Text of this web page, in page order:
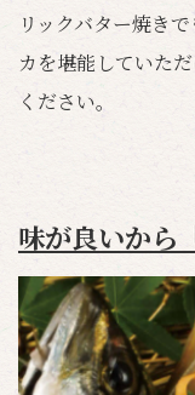
リックバター焼き
カを堪能していた
ください。
味が良いから